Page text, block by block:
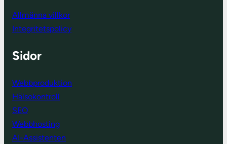
Allmänna villkor
Integritetspolicy
Sidor
Webbproduktion
Hälsokontroll
SEO
Webbhosting
AI-Assistenten